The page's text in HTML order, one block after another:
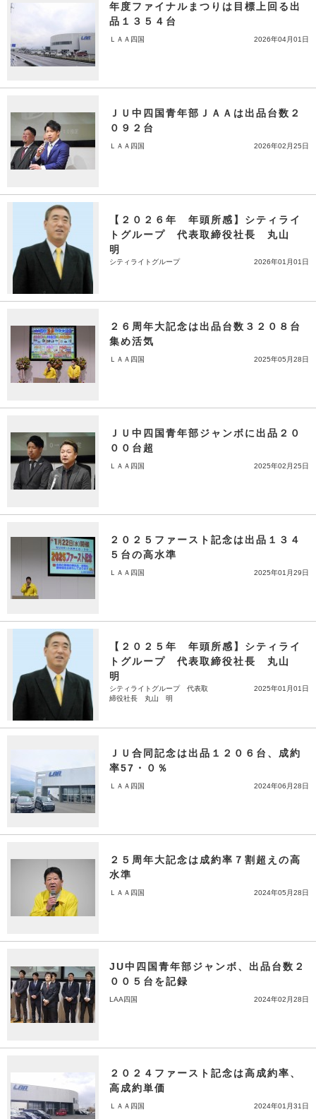
年度ファイナルまつりは目標上回る出
品１３５４台
ＬＡＡ四国 2026年04月01日
ＪＵ中四国青年部ＪＡＡは出品台数２
０９２台
ＬＡＡ四国 2026年02月25日
【２０２６年 年頭所感】シティライ
トグループ 代表取締役社長 丸山
明
シティライトグループ 2026年01月01日
２６周年大記念は出品台数３２０８台
集め活気
ＬＡＡ四国 2025年05月28日
ＪＵ中四国青年部ジャンボに出品２０
００台超
ＬＡＡ四国 2025年02月25日
２０２５ファースト記念は出品１３４
５台の高水準
ＬＡＡ四国 2025年01月29日
【２０２５年 年頭所感】シティライ
トグループ 代表取締役社長 丸山
明
シティライトグループ 代表取
締役社長 丸山 明
2025年01月01日
ＪＵ合同記念は出品１２０６台、成約
率57・０％
ＬＡＡ四国 2024年06月28日
２５周年大記念は成約率７割超えの高
水準
ＬＡＡ四国 2024年05月28日
JU中四国青年部ジャンボ、出品台数２
００５台を記録
LAA四国 2024年02月28日
２０２４ファースト記念は高成約率、
高成約単価
ＬＡＡ四国 2024年01月31日